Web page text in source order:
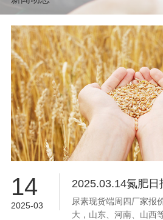
14
2025-03
2025.03.14氮肥日
尿素现货端周四厂家报
大，山东、河南、山西